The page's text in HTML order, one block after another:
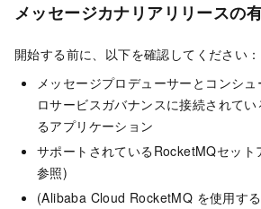
メッセージカナリアリリースの
開始する前に、以下を確認してください：
メッセージプロデューサーとコンシ
ロサービスガバナンスに接続されて
るアプリケーション
サポートされているRocketMQセット
参照)
(Alibaba Cloud RocketMQ を使用す